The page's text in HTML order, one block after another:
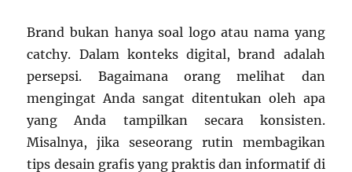
Brand bukan hanya soal logo atau nama yang
catchy. Dalam konteks digital, brand adalah
persepsi. Bagaimana orang melihat dan
mengingat Anda sangat ditentukan oleh apa
yang Anda tampilkan secara konsisten.
Misalnya, jika seseorang rutin membagikan
tips desain grafis yang praktis dan informatif di